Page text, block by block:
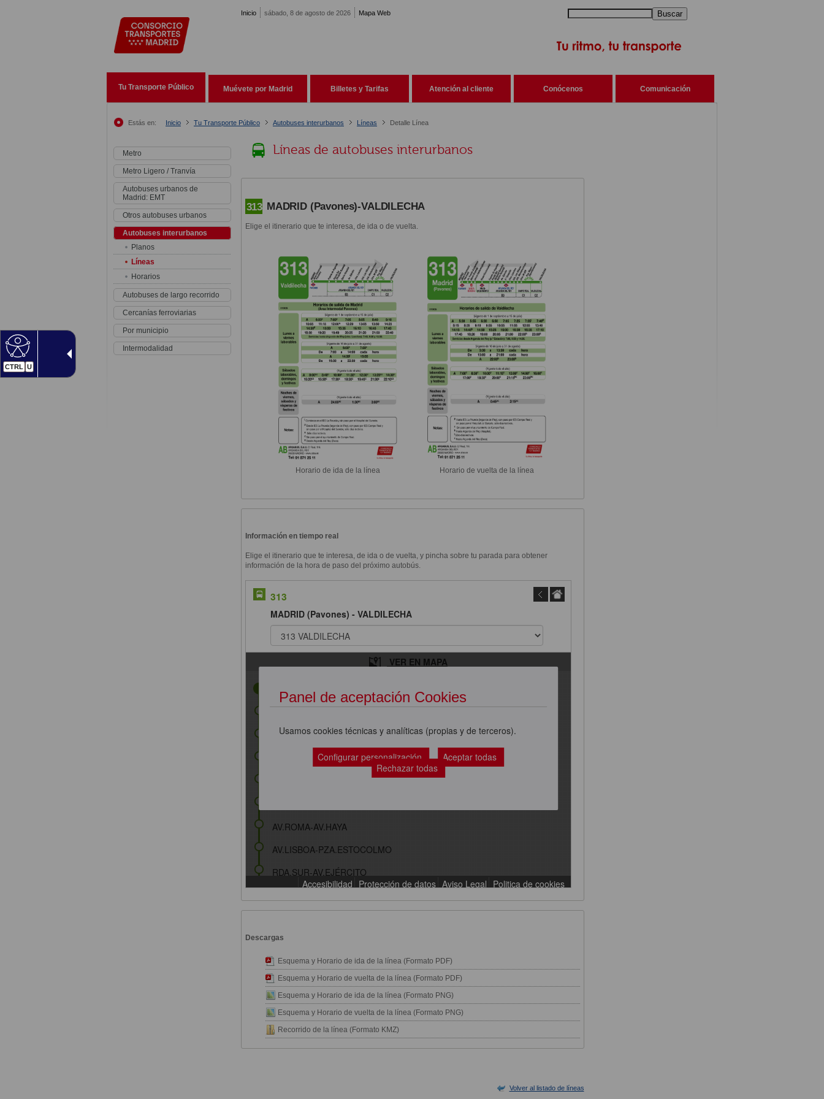
CTRL U
Inicio sábado, 8 de agosto de 2026 Mapa Web Buscar
Tu Transporte Público Muévete por Madrid Billetes y Tarifas Atención al cliente Conócenos Comunicación
Estás en: Inicio Tu Transporte Público Autobuses interurbanos Líneas Detalle Línea
Metro
Metro Ligero / Tranvía
Autobuses urbanos de
Madrid: EMT
Otros autobuses urbanos
Autobuses interurbanos
Planos
Líneas
Horarios
Autobuses de largo recorrido
Cercanías ferroviarias
Por municipio
Intermodalidad
Líneas de autobuses interurbanos
313 MADRID (Pavones)-VALDILECHA
Elige el itinerario que te interesa, de ida o de vuelta.
Horario de ida de la línea Horario de vuelta de la línea
Información en tiempo real
Elige el itinerario que te interesa, de ida o de vuelta, y pincha sobre tu parada para obtener
información de la hora de paso del próximo autobús.
Descargas
Esquema y Horario de ida de la línea (Formato PDF)
Esquema y Horario de vuelta de la línea (Formato PDF)
Esquema y Horario de ida de la línea (Formato PNG)
Esquema y Horario de vuelta de la línea (Formato PNG)
Recorrido de la línea (Formato KMZ)
Volver al listado de líneas